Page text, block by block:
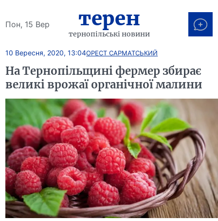
Пон, 15 Вер терен
тернопільські новини
10 Вересня, 2020, 13:04ОРЕСТ САРМАТСЬКИЙ
На Тернопільщині фермер збирає
великі врожаї органічної малини